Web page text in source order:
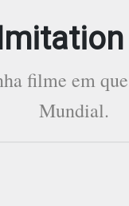
filme em
Mundial.